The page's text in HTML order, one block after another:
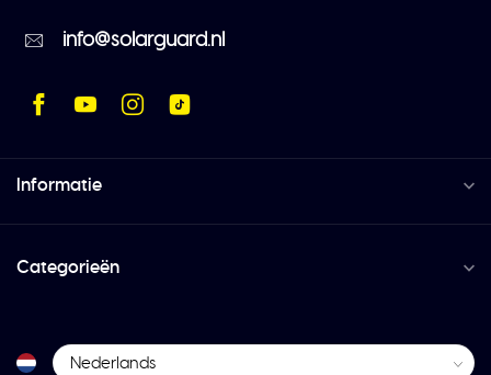
info@solarguard.nl
Informatie
Categorieën